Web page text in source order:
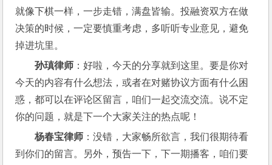
就像下棋一样，一步走错，满盘皆输。投融资双方在做
决策的时候，一定要慎重考虑，多听听专业意见，避免
掉进坑里。
孙瑱律师 ：好啦，今天的分享就到这里。要是你对
今天的内容有什么想法，或者在对赌协议方面有什么困
惑，都可以在评论区留言，咱们一起交流交流。说不定
你的问题，就是下一个大家关注的热点呢！
杨春宝律师 ：没错，大家畅所欲言，我们很期待看
到你们的留言。另外，预告一下，下一期播客，咱们要